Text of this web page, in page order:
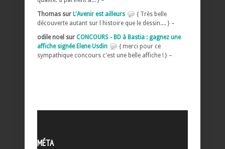
Thomas sur L'Avenir est ailleurs
{ Très belle
découverte autant sur l histoire que le dessin.... } –
odile noel sur CONCOURS - BD à Bastia : gagnez une
affiche signée Elene Usdin
{ merci pour ce
sympathique concours c'est une belle affiche ! } –
MÉTA